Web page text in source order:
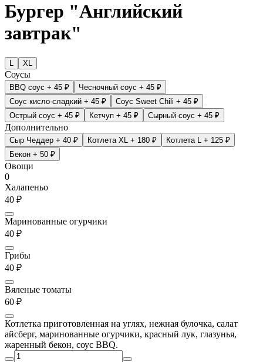
Бургер "Английский
завтрак"
XL
Соусы
BBQ соус + 45 ₽ Чесночный соус + 45 ₽
Соус кисло-сладкий + 45 ₽ Соус Sweet Chili + 45 ₽
Острый соус + 45 ₽ Кетчуп + 45 ₽ Сырный соус + 45 ₽
Дополнительно
Сыр Чеддер + 40 ₽ Котлета XL + 180 ₽ Котлета L
+ 125 ₽
Бекон + 50 ₽
Овощи
0
Халапеньо
40 ₽
Маринованные огурчики
40 ₽
Грибы
40 ₽
Вяленые томаты
60 ₽
Котлетка приготовленная на углях, нежная булочка, салат
айсберг, маринованные огурчики, красный лук, глазунья,
жаренный бекон, соус BBQ.